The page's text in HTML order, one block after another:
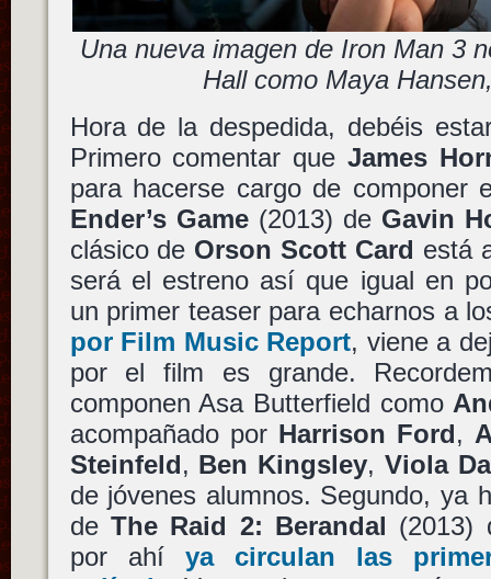
Una nueva imagen de Iron Man 3
Hall como Maya
Hora de la despedida, debéis
Primero comentar queJames
para hacerse cargo de componer
Ender’s Game(2013) de Gavin
clásico de Orson Scott Card está
será el estreno así que igual en
un primer teaser para echarnos a
por Film Music Report, viene a
por el film es grande.
componen Asa Butterfield como
acompañado por Harrison Ford,
Steinfeld, Ben Kingsley,Viola
de jóvenes alumnos. Segundo, ya
de The Raid 2: Berandal
por ahí ya circulan las